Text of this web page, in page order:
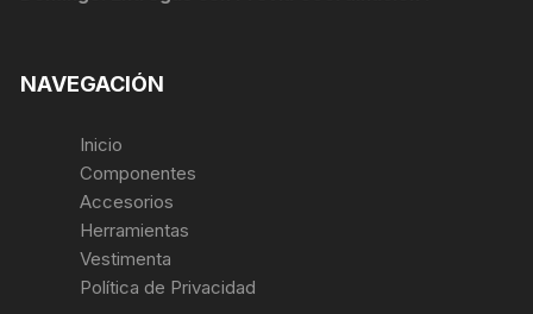
NAVEGACIÓN
Inicio
Componentes
Accesorios
Herramientas
Vestimenta
Política de Privacidad